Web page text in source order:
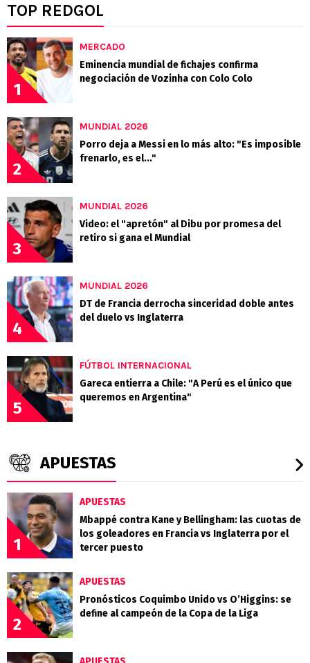
TOP REDGOL
1
MERCADO
Eminencia mundial de fichajes confirma
negociación de Vozinha con Colo Colo
2
MUNDIAL 2026
Porro deja a Messi en lo más alto: "Es imposible
frenarlo, es el..."
3
MUNDIAL 2026
Video: el "apretón" al Dibu por promesa del
retiro si gana el Mundial
4
MUNDIAL 2026
DT de Francia derrocha sinceridad doble antes
del duelo vs Inglaterra
5
FÚTBOL INTERNACIONAL
Gareca entierra a Chile: "A Perú es el único que
queremos en Argentina"
APUESTAS
1
APUESTAS
Mbappé contra Kane y Bellingham: las cuotas de
los goleadores en Francia vs Inglaterra por el
tercer puesto
2
APUESTAS
Pronósticos Coquimbo Unido vs O’Higgins: se
define al campeón de la Copa de la Liga